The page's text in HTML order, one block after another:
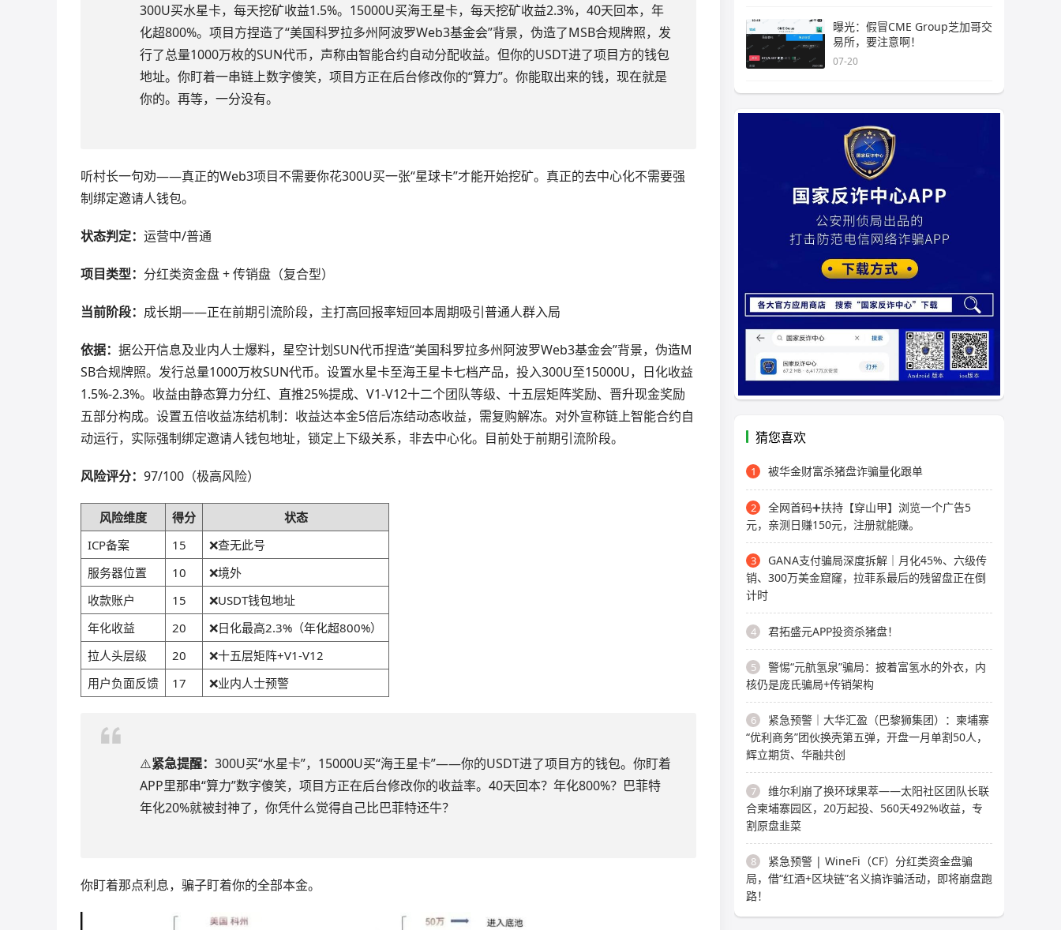
300U买水星卡，每天挖矿收益1.5%。15000U买海王星卡，每天挖矿收益2.3%，40天回本，年
化超800%。项目方捏造了“美国科罗拉多州阿波罗Web3基金会”背景，伪造了MSB合规牌照，发
行了总量1000万枚的SUN代币，声称由智能合约自动分配收益。但你的USDT进了项目方的钱包
地址。你盯着一串链上数字傻笑，项目方正在后台修改你的“算力”。你能取出来的钱，现在就是
你的。再等，一分没有。
听村长一句劝——真正的Web3项目不需要你花300U买一张“星球卡”才能开始挖矿。真正的去中心化不需要强
制绑定邀请人钱包。
状态判定： 运营中/普通
项目类型： 分红类资金盘 + 传销盘（复合型）
当前阶段： 成长期——正在前期引流阶段，主打高回报率短回本周期吸引普通人群入局
依据： 据公开信息及业内人士爆料，星空计划SUN代币捏造“美国科罗拉多州阿波罗Web3基金会”背景，伪造M
SB合规牌照。发行总量1000万枚SUN代币。设置水星卡至海王星卡七档产品，投入300U至15000U，日化收益
1.5%-2.3%。收益由静态算力分红、直推25%提成、V1-V12十二个团队等级、十五层矩阵奖励、晋升现金奖励
五部分构成。设置五倍收益冻结机制：收益达本金5倍后冻结动态收益，需复购解冻。对外宣称链上智能合约自
动运行，实际强制绑定邀请人钱包地址，锁定上下级关系，非去中心化。目前处于前期引流阶段。
风险评分： 97/100（极高风险）
风险维度 得分
状态
ICP备案
15
❌查无此号
服务器位置
10
❌境外
收款账户
15
❌USDT钱包地址
年化收益
20
❌日化最高2.3%（年化超800%）
拉人头层级
20
❌十五层矩阵+V1-V12
用户负面反馈
17 ❌业内人士预警
⚠️紧急提醒： 300U买“水星卡”，15000U买“海王星卡”——你的USDT进了项目方的钱包。你盯着
APP里那串“算力”数字傻笑，项目方正在后台修改你的收益率。40天回本？年化800%？巴菲特
年化20%就被封神了，你凭什么觉得自己比巴菲特还牛？
你盯着那点利息，骗子盯着你的全部本金。
曝光：假冒CME Group芝加哥交
易所，要注意啊！
07-20
猜您喜欢
1 被华金财富杀猪盘诈骗量化跟单
2
全网首码➕扶持【穿山甲】浏览一个广告5
元，亲测日赚150元，注册就能赚。
3
GANA支付骗局深度拆解｜月化45%、六级传
销、300万美金窟窿，拉菲系最后的残留盘正在倒
计时
4 君拓盛元APP投资杀猪盘！
5
警惕“元航氢泉”骗局：披着富氢水的外衣，内
核仍是庞氏骗局+传销架构
6
紧急预警｜大华汇盈（巴黎狮集团）：柬埔寨
“优利商务”团伙换壳第五弹，开盘一月单割50人，
辉立期货、华融共创
7
维尔利崩了换环球果萃——太阳社区团队长联
合柬埔寨园区，20万起投、560天492%收益，专
割原盘韭菜
8
紧急预警 | WineFi（CF）分红类资金盘骗
局，借“红酒+区块链”名义搞诈骗活动，即将崩盘跑
路！